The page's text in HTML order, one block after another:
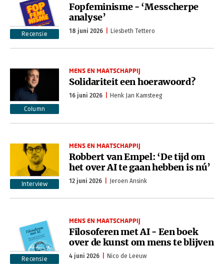
Recensie
Fopfeminisme - ‘Messcherpe
analyse’
18 juni 2026 Liesbeth Tettero
Column
MENS EN MAATSCHAPPIJ
Solidariteit een hoerawoord?
16 juni 2026 Henk Jan Kamsteeg
Interview
MENS EN MAATSCHAPPIJ
Robbert van Empel: ‘De tijd om
het over AI te gaan hebben is nú’
12 juni 2026 Jeroen Ansink
Recensie
MENS EN MAATSCHAPPIJ
Filosoferen met AI - Een boek
over de kunst om mens te blijven
4 juni 2026 Nico de Leeuw